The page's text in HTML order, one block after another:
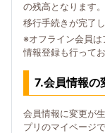
の残高となります。
移行手続きが完了
※オフライン会員は
情報登録も行って
7.会員情報の
会員情報に変更が
プリのマイページ